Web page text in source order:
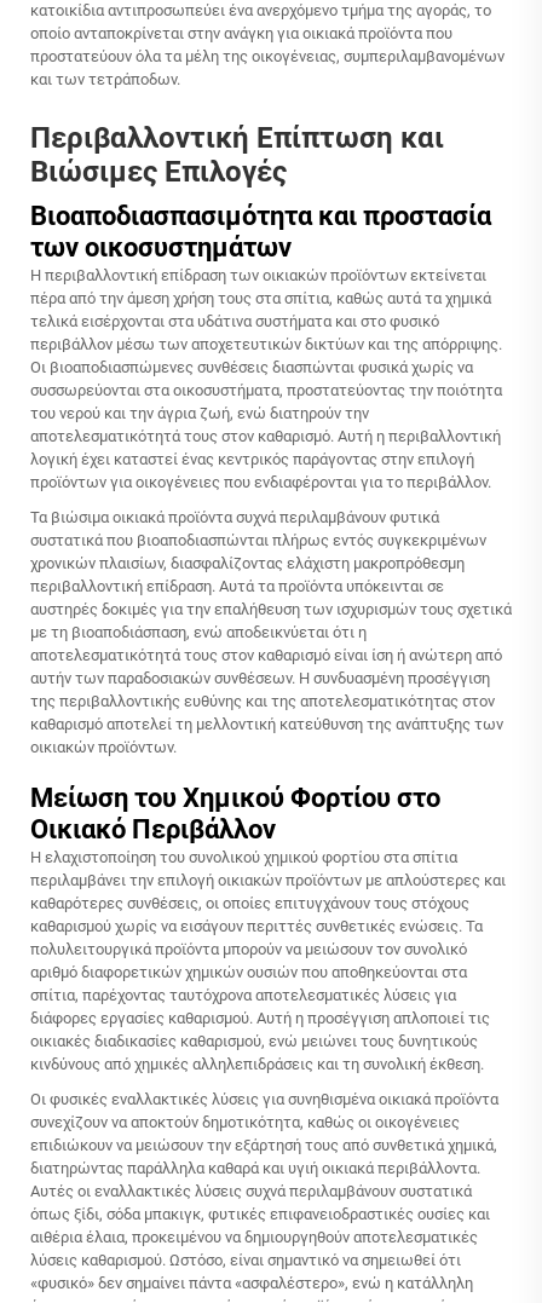
κατοικίδια αντιπροσωπεύει ένα ανερχόμενο τμήμα της αγοράς, το
οποίο ανταποκρίνεται στην ανάγκη για οικιακά προϊόντα που
προστατεύουν όλα τα μέλη της οικογένειας, συμπεριλαμβανομένων
και των τετράποδων.
Περιβαλλοντική Επίπτωση και
Βιώσιμες Επιλογές
Βιοαποδιασπασιμότητα και προστασία
των οικοσυστημάτων
Η περιβαλλοντική επίδραση των οικιακών προϊόντων εκτείνεται
πέρα από την άμεση χρήση τους στα σπίτια, καθώς αυτά τα χημικά
τελικά εισέρχονται στα υδάτινα συστήματα και στο φυσικό
περιβάλλον μέσω των αποχετευτικών δικτύων και της απόρριψης.
Οι βιοαποδιασπώμενες συνθέσεις διασπώνται φυσικά χωρίς να
συσσωρεύονται στα οικοσυστήματα, προστατεύοντας την ποιότητα
του νερού και την άγρια ζωή, ενώ διατηρούν την
αποτελεσματικότητά τους στον καθαρισμό. Αυτή η περιβαλλοντική
λογική έχει καταστεί ένας κεντρικός παράγοντας στην επιλογή
προϊόντων για οικογένειες που ενδιαφέρονται για το περιβάλλον.
Τα βιώσιμα οικιακά προϊόντα συχνά περιλαμβάνουν φυτικά
συστατικά που βιοαποδιασπώνται πλήρως εντός συγκεκριμένων
χρονικών πλαισίων, διασφαλίζοντας ελάχιστη μακροπρόθεσμη
περιβαλλοντική επίδραση. Αυτά τα προϊόντα υπόκεινται σε
αυστηρές δοκιμές για την επαλήθευση των ισχυρισμών τους σχετικά
με τη βιοαποδιάσπαση, ενώ αποδεικνύεται ότι η
αποτελεσματικότητά τους στον καθαρισμό είναι ίση ή ανώτερη από
αυτήν των παραδοσιακών συνθέσεων. Η συνδυασμένη προσέγγιση
της περιβαλλοντικής ευθύνης και της αποτελεσματικότητας στον
καθαρισμό αποτελεί τη μελλοντική κατεύθυνση της ανάπτυξης των
οικιακών προϊόντων.
Μείωση του Χημικού Φορτίου στο
Οικιακό Περιβάλλον
Η ελαχιστοποίηση του συνολικού χημικού φορτίου στα σπίτια
περιλαμβάνει την επιλογή οικιακών προϊόντων με απλούστερες και
καθαρότερες συνθέσεις, οι οποίες επιτυγχάνουν τους στόχους
καθαρισμού χωρίς να εισάγουν περιττές συνθετικές ενώσεις. Τα
πολυλειτουργικά προϊόντα μπορούν να μειώσουν τον συνολικό
αριθμό διαφορετικών χημικών ουσιών που αποθηκεύονται στα
σπίτια, παρέχοντας ταυτόχρονα αποτελεσματικές λύσεις για
διάφορες εργασίες καθαρισμού. Αυτή η προσέγγιση απλοποιεί τις
οικιακές διαδικασίες καθαρισμού, ενώ μειώνει τους δυνητικούς
κινδύνους από χημικές αλληλεπιδράσεις και τη συνολική έκθεση.
Οι φυσικές εναλλακτικές λύσεις για συνηθισμένα οικιακά προϊόντα
συνεχίζουν να αποκτούν δημοτικότητα, καθώς οι οικογένειες
επιδιώκουν να μειώσουν την εξάρτησή τους από συνθετικά χημικά,
διατηρώντας παράλληλα καθαρά και υγιή οικιακά περιβάλλοντα.
Αυτές οι εναλλακτικές λύσεις συχνά περιλαμβάνουν συστατικά
όπως ξίδι, σόδα μπακιγκ, φυτικές επιφανειοδραστικές ουσίες και
αιθέρια έλαια, προκειμένου να δημιουργηθούν αποτελεσματικές
λύσεις καθαρισμού. Ωστόσο, είναι σημαντικό να σημειωθεί ότι
«φυσικό» δεν σημαίνει πάντα «ασφαλέστερο», ενώ η κατάλληλη